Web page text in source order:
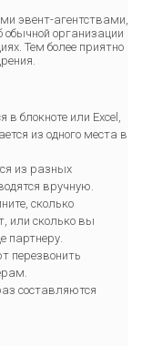
эвент-агентствами,
обычной организации
Тем более приятно
блокноте или Excel,
из одного места в
из разных
вручную.
сколько
или сколько вы
партнеру.
перезвонить
составляются